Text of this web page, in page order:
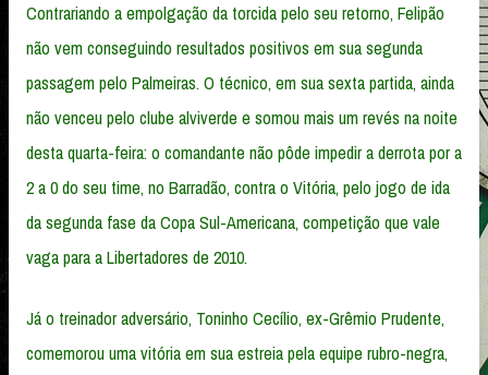
Contrariando a empolgação da torcida pelo seu retorno, Felipão
não vem conseguindo resultados positivos em sua segunda
passagem pelo Palmeiras. O técnico, em sua sexta partida, ainda
não venceu pelo clube alviverde e somou mais um revés na noite
desta quarta-feira: o comandante não pôde impedir a derrota por a
2 a 0 do seu time, no Barradão, contra o Vitória, pelo jogo de ida
da segunda fase da Copa Sul-Americana, competição que vale
vaga para a Libertadores de 2010.
Já o treinador adversário, Toninho Cecílio, ex-Grêmio Prudente,
comemorou uma vitória em sua estreia pela equipe rubro-negra,